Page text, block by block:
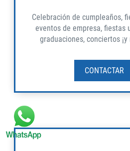
Celebración de cumpleaños,
eventos de empresa, fiestas
graduaciones, conciertos ¡y
CONTACTAR